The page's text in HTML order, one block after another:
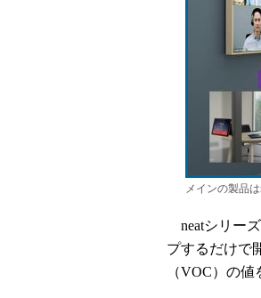
メインの製品は
neatシリー
プするだけで
（VOC）の